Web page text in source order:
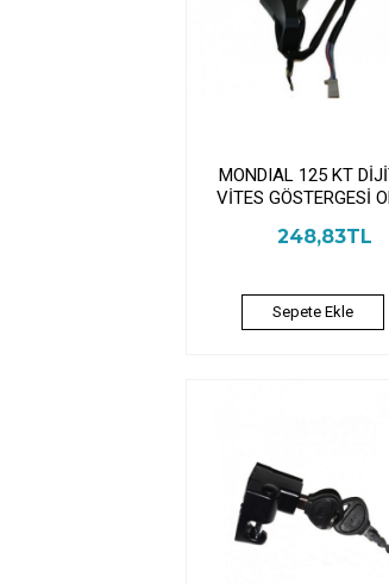
MONDIAL 125 KT
VİTES GÖSTERGESİ
248,83TL
Sepete Ekle